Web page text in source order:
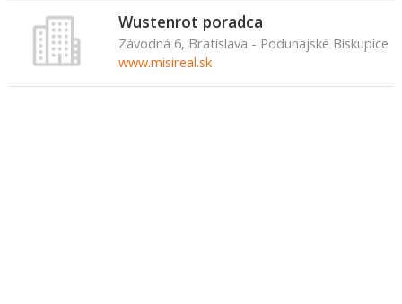
Wustenrot poradca
Závodná 6, Bratislava - Podunajské Biskupice
www.misireal.sk